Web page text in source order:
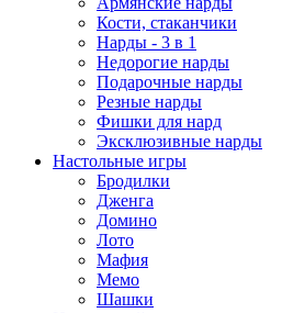
Кости, стаканчики
Нарды - 3 в 1
Недорогие нарды
Подарочные нарды
Резные нарды
Фишки для нард
Эксклюзивные нарды
Настольные игры
Бродилки
Дженга
Домино
Лото
Мафия
Мемо
Шашки